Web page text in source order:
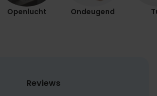
Openlucht Ondeugend
Reviews
PERFORMANCE